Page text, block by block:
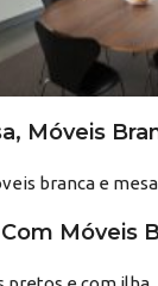
Móveis
Móveis